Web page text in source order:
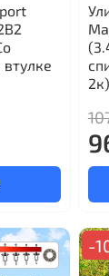
2к)
-